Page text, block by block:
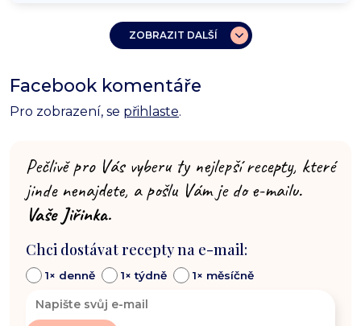
ZOBRAZIT DALŠÍ
Facebook komentáře
Pro zobrazení, se přihlaste.
Pečlivě pro Vás vyberu ty nejlepší recepty, které
jinde nenajdete, a pošlu Vám je do e-mailu.
Vaše Jiřinka.
Chci dostávat recepty na e-mail:
1× denně 1× týdně 1× měsíčně